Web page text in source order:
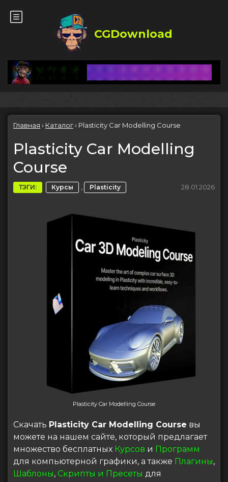
CGDownload
Главная › Каталог› Plasticity Car Modelling Course
Plasticity Car Modelling
Course
ТЭГИ: Курсы , Plasticity 28.01.2026
Plasticity Car Modelling Course
Скачать Plasticity Car Modelling Course вы
можете на нашем сайте, который предлагает
множество бесплатных Курсов и Программ
для компьютерной графики, а также Плагины,
Шаблоны, Скрипты и Пресеты для